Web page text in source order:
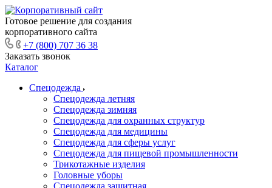
Готовое решение для создания
корпоративного сайта
+7 (800) 707 36 38
Заказать звонок
Каталог
Спецодежда
Спецодежда летняя
Спецодежда зимняя
Спецодежда для охранных структур
Спецодежда для медицины
Спецодежда для сферы услуг
Спецодежда для пищевой промышленности
Трикотажные изделия
Головные уборы
Спецодежда защитная